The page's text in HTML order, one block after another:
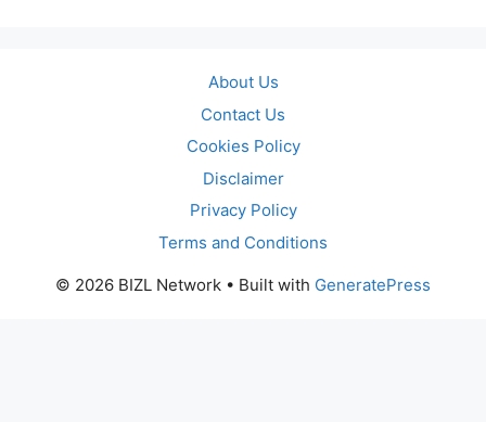
About Us
Contact Us
Cookies Policy
Disclaimer
Privacy Policy
Terms and Conditions
© 2026 BIZL Network • Built with GeneratePress